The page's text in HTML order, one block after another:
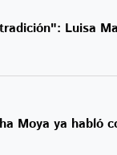
Luisa
Moya ya habló